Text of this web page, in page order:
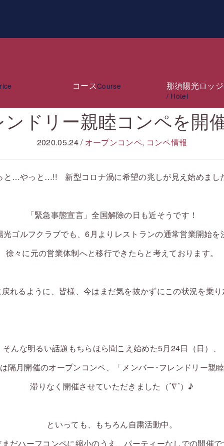
コースCourse 那須陽光ロッジ
/ Hotel
ドリー親睦コンペを開
2020.05.24/ オープンコンペ, コンペ情報
と…やっと…!! 新型コロナ渦に希望の兆しが見え始めまし
「緊急事態宣言」全国解除の日も近そうです！
光ゴルフクラブでも、6月よりレストランの通常営業開始を
徐々に元の営業体制へと移行できたらと考えております。
戻れるように、皆様、今はまだ気を抜かずにこの状況を乗
そんな明るい話題もちらほら聞こえ始めた5月24日（日）、
隔月開催のオープンコンペ、「メンバー･フレンドリー親睦
滞りなく開催させていただきました（ˆ∇ˆ）♪
といっても、もちろん自粛活動中。
だハーフコンペに縮小のうえ、パーティーなしでの開催で